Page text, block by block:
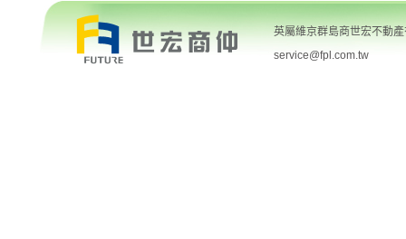
英屬維京群島商世宏不動
service@fpl.com.tw